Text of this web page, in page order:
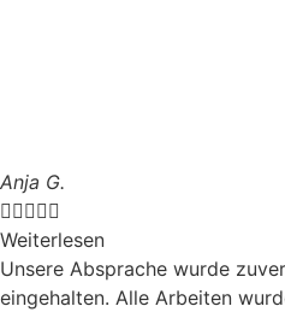
Anja G.

Weiterlesen
Unsere Absprache wurde
eingehalten. Alle Arbeiten